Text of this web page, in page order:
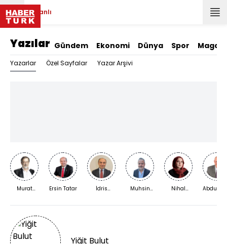
Canlı
Yazılar Gündem Ekonomi Dünya Spor
Yazarlar Özel Sayfalar Yazar Arşivi
Murat
Ersin Tatar
İdris
Muhsin
Nihal
Yiğit Bulut